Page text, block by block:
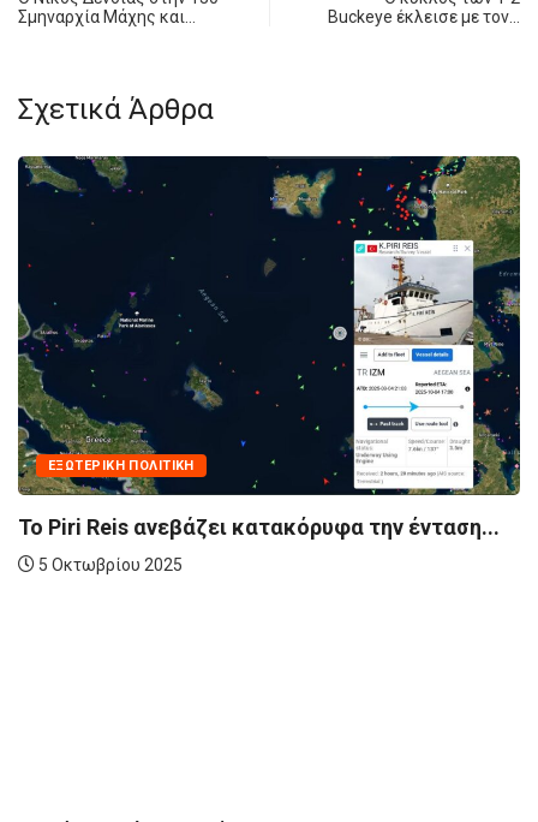
Σμηναρχία Μάχης και…
Buckeye έκλεισε με τον…
Σχετικά Άρθρα
ΕΞΩΤΕΡΙΚΉ ΠΟΛΙΤΙΚΉ
Το Piri Reis ανεβάζει κατακόρυφα την ένταση...
5 Οκτωβρίου 2025